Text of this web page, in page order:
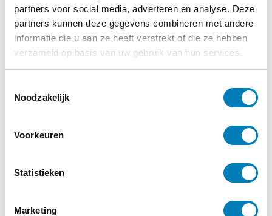
partners voor social media, adverteren en analyse. Deze
partners kunnen deze gegevens combineren met andere
informatie die u aan ze heeft verstrekt of die ze hebben
verzameld op basis van uw gebruik van hun services.
Noodzakelijk
Voorkeuren
Statistieken
Marketing
Ander interessant nieuws
Categorie:Baby, Recensies,
Zwangerschap